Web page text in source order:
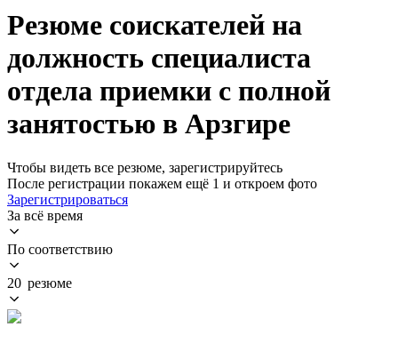
Резюме соискателей на
должность специалиста
отдела приемки с полной
занятостью в Арзгире
Чтобы видеть все резюме, зарегистрируйтесь
После регистрации покажем ещё 1 и откроем фото
Зарегистрироваться
За всё время
По соответствию
20 резюме